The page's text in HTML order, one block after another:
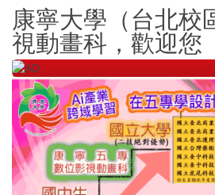
跳
到
主
要
內
容
康寧大學（台北校
視動畫科，歡迎您